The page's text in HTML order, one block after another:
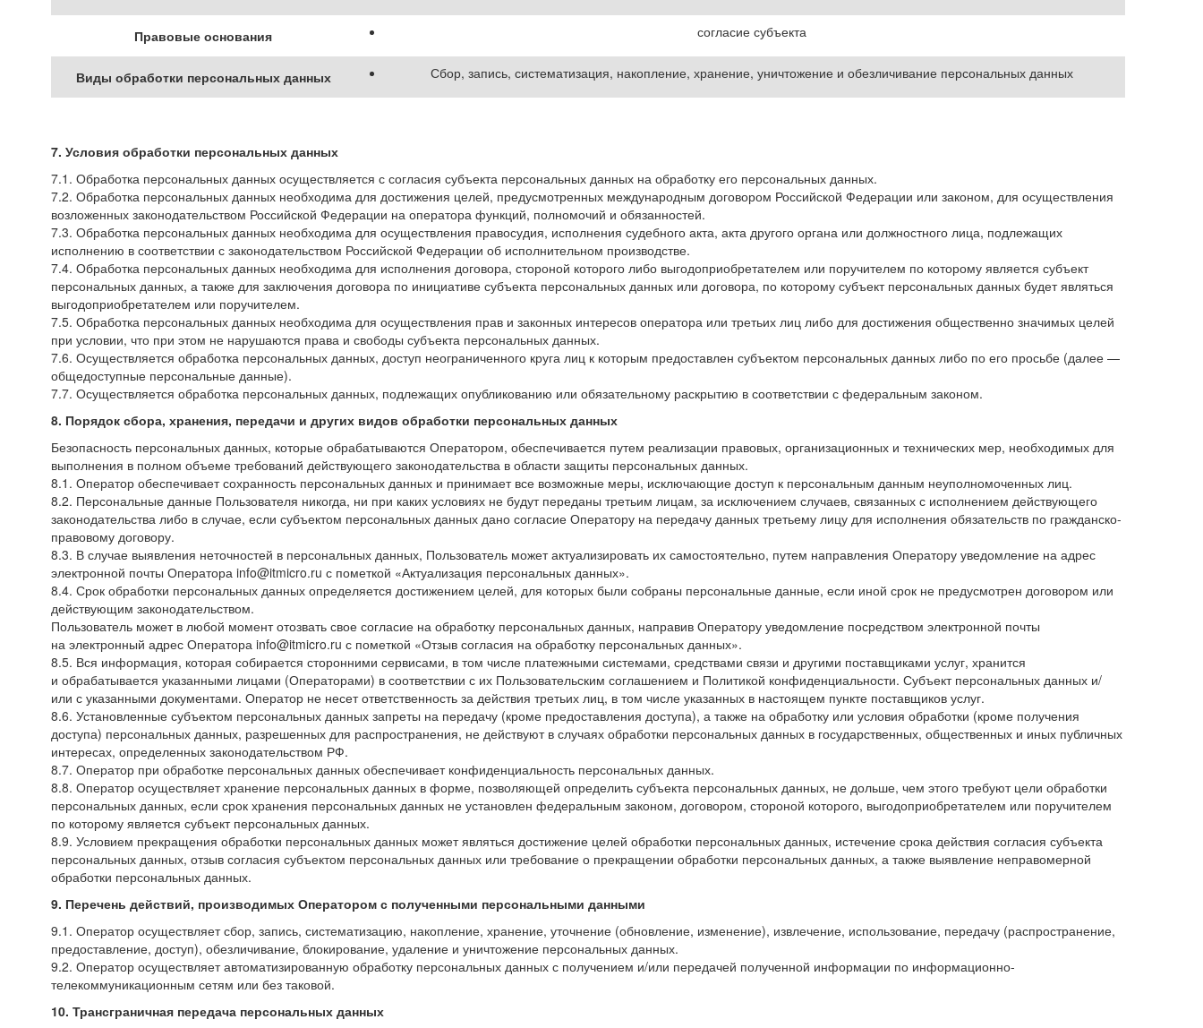
Правовые основания согласие субъекта
Виды обработки персональных данных Сбор, запись, систематизация, накопление, хранение, уничтожение и обезличивание персональных данных
7. Условия обработки персональных данных
7.1. Обработка персональных данных осуществляется с согласия субъекта персональных данных на обработку его персональных данных.
7.2. Обработка персональных данных необходима для достижения целей, предусмотренных международным договором Российской Федерации или законом, для осуществления
возложенных законодательством Российской Федерации на оператора функций, полномочий и обязанностей.
7.3. Обработка персональных данных необходима для осуществления правосудия, исполнения судебного акта, акта другого органа или должностного лица, подлежащих
исполнению в соответствии с законодательством Российской Федерации об исполнительном производстве.
7.4. Обработка персональных данных необходима для исполнения договора, стороной которого либо выгодоприобретателем или поручителем по которому является субъект
персональных данных, а также для заключения договора по инициативе субъекта персональных данных или договора, по которому субъект персональных данных будет являться
выгодоприобретателем или поручителем.
7.5. Обработка персональных данных необходима для осуществления прав и законных интересов оператора или третьих лиц либо для достижения общественно значимых целей
при условии, что при этом не нарушаются права и свободы субъекта персональных данных.
7.6. Осуществляется обработка персональных данных, доступ неограниченного круга лиц к которым предоставлен субъектом персональных данных либо по его просьбе (далее —
общедоступные персональные данные).
7.7. Осуществляется обработка персональных данных, подлежащих опубликованию или обязательному раскрытию в соответствии с федеральным законом.
8. Порядок сбора, хранения, передачи и других видов обработки персональных данных
Безопасность персональных данных, которые обрабатываются Оператором, обеспечивается путем реализации правовых, организационных и технических мер, необходимых для
выполнения в полном объеме требований действующего законодательства в области защиты персональных данных.
8.1. Оператор обеспечивает сохранность персональных данных и принимает все возможные меры, исключающие доступ к персональным данным неуполномоченных лиц.
8.2. Персональные данные Пользователя никогда, ни при каких условиях не будут переданы третьим лицам, за исключением случаев, связанных с исполнением действующего
законодательства либо в случае, если субъектом персональных данных дано согласие Оператору на передачу данных третьему лицу для исполнения обязательств по гражданско-
правовому договору.
8.3. В случае выявления неточностей в персональных данных, Пользователь может актуализировать их самостоятельно, путем направления Оператору уведомление на адрес
электронной почты Оператора info@itmicro.ru с пометкой «Актуализация персональных данных».
8.4. Срок обработки персональных данных определяется достижением целей, для которых были собраны персональные данные, если иной срок не предусмотрен договором или
действующим законодательством.
Пользователь может в любой момент отозвать свое согласие на обработку персональных данных, направив Оператору уведомление посредством электронной почты
на электронный адрес Оператора info@itmicro.ru с пометкой «Отзыв согласия на обработку персональных данных».
8.5. Вся информация, которая собирается сторонними сервисами, в том числе платежными системами, средствами связи и другими поставщиками услуг, хранится
и обрабатывается указанными лицами (Операторами) в соответствии с их Пользовательским соглашением и Политикой конфиденциальности. Субъект персональных данных и/
или с указанными документами. Оператор не несет ответственность за действия третьих лиц, в том числе указанных в настоящем пункте поставщиков услуг.
8.6. Установленные субъектом персональных данных запреты на передачу (кроме предоставления доступа), а также на обработку или условия обработки (кроме получения
доступа) персональных данных, разрешенных для распространения, не действуют в случаях обработки персональных данных в государственных, общественных и иных публичных
интересах, определенных законодательством РФ.
8.7. Оператор при обработке персональных данных обеспечивает конфиденциальность персональных данных.
8.8. Оператор осуществляет хранение персональных данных в форме, позволяющей определить субъекта персональных данных, не дольше, чем этого требуют цели обработки
персональных данных, если срок хранения персональных данных не установлен федеральным законом, договором, стороной которого, выгодоприобретателем или поручителем
по которому является субъект персональных данных.
8.9. Условием прекращения обработки персональных данных может являться достижение целей обработки персональных данных, истечение срока действия согласия субъекта
персональных данных, отзыв согласия субъектом персональных данных или требование о прекращении обработки персональных данных, а также выявление неправомерной
обработки персональных данных.
9. Перечень действий, производимых Оператором с полученными персональными данными
9.1. Оператор осуществляет сбор, запись, систематизацию, накопление, хранение, уточнение (обновление, изменение), извлечение, использование, передачу (распространение,
предоставление, доступ), обезличивание, блокирование, удаление и уничтожение персональных данных.
9.2. Оператор осуществляет автоматизированную обработку персональных данных с получением и/или передачей полученной информации по информационно-
телекоммуникационным сетям или без таковой.
10. Трансграничная передача персональных данных